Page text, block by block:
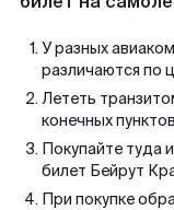
У разных
различаются по
Лететь
конечных
Покупайте туда
билет Бейрут
При покупке